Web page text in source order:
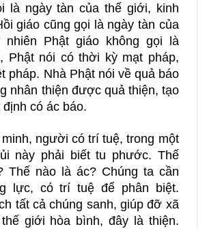
là ngày tàn của thế giới, kinh
giáo cũng gọi là ngày tàn của
Phật giáo không gọi là
Phật nói có thời kỳ mạt pháp,
pháp. Nhà Phật nói về quả báo
nhân thiện được quả thiện, tạo
có ác báo.
người có trí tuệ, trong một
này phải biết tu phước. Thế
Thế nào là ác? Chúng ta cần
lực, có trí tuệ để phân biệt.
tất cả chúng sanh, giúp đỡ xã
giới hòa bình, đây là thiện.